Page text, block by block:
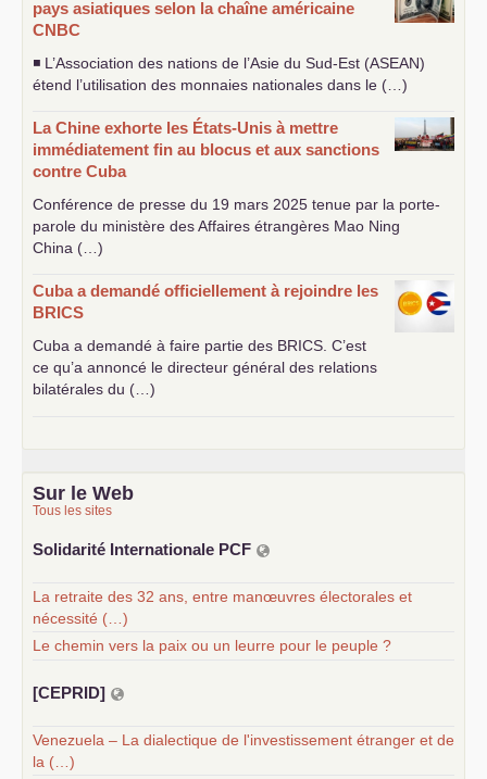
pays asiatiques selon la chaîne américaine
CNBC
◾ L’Association des nations de l’Asie du Sud-Est (ASEAN)
étend l’utilisation des monnaies nationales dans le (…)
La Chine exhorte les États-Unis à mettre
immédiatement fin au blocus et aux sanctions
contre Cuba
Conférence de presse du 19 mars 2025 tenue par la porte-
parole du ministère des Affaires étrangères Mao Ning
China (…)
Cuba a demandé officiellement à rejoindre les
BRICS
Cuba a demandé à faire partie des BRICS . C’est
ce qu’a annoncé le directeur général des relations
bilatérales du (…)
Sur le Web
Tous les sites
Solidarité Internationale PCF
La retraite des 32 ans, entre manœuvres électorales et
nécessité (…)
Le chemin vers la paix ou un leurre pour le peuple ?
[CEPRID]
Venezuela – La dialectique de l'investissement étranger et de
la (…)